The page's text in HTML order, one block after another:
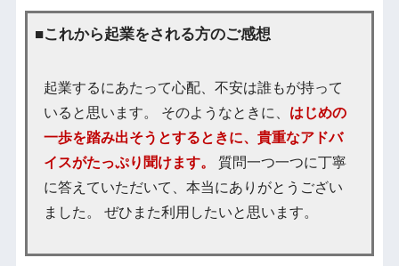
■これから起業をされる方のご感想
起業するにあたって心配、不安は誰もが持って
いると思います。 そのようなときに、 はじめの
一歩を踏み出そうとするときに、貴重なアドバ
イスがたっぷり聞けます。
質問一つ一つに丁寧
に答えていただいて、本当にありがとうござい
ました。 ぜひまた利用したいと思います。